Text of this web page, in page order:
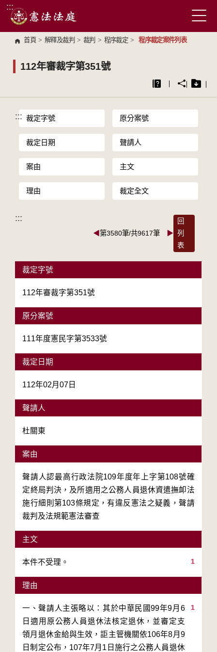
跳到主要內容區塊
:::
首頁 > 解釋及裁判 > 裁判 > 程序裁定 > 程序裁定案件列表
112年審裁字第351號
::: 裁定字號 原分案號
裁定日期 聲請人
案由 主文
理由 裁定全文
:::
◀第3580筆/共9617筆 ▶
回
列
表
裁定字號
112年審裁字第351號
原分案號
111年度憲民字第3533號
裁定日期
112年02月07日
聲請人
杜關東
案由
聲請人認最高行政法院109年度年上字第108號確
定終局判決，及所適用之公務人員退休資遣撫卹法
施行細則第103條規定，有違反憲法之疑義，聲請
裁判及法規範憲法審查
主文
1
本件不受理。
理由
1
一、聲請人主張略以：其於中華民國99年9月6
日適用原公務人員退休法核定退休，並審定支
領月退休金給與生效，詎主管機關依106年8月9
日制定公布，107年7月1日施行之公務人員退休